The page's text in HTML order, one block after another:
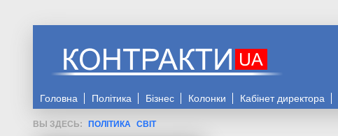
Головна Політика Бізнес Колонки Кабінет директора
ПОЛІТИКА СВІТ